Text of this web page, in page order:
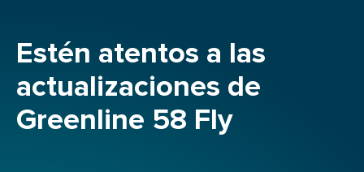
Estén atentos a las
actualizaciones de
Greenline 58 Fly